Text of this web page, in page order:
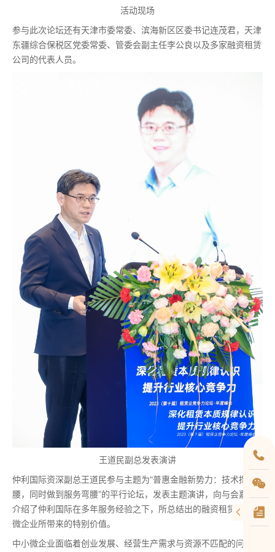
活动现场
参与此次论坛还有天津市委常委、滨海新区区委书记连茂君，天津
东疆综合保税区党委常委、管委会副主任李公良以及多家融资租赁
公司的代表人员。
王道民副总发表演讲
仲利国际资深副总王道民参与主题为“普惠金融新势力：技术撑
腰，同时做到服务弯腰”的平行论坛，发表主题演讲，向与会嘉宾
介绍了仲利国际在多年服务经验之下，所总结出的融资租赁给中小
微企业所带来的特别价值。
中小微企业面临着创业发展、经营生产需求与资源不匹配的问题，